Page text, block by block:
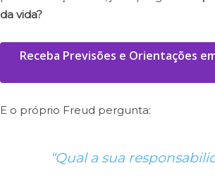
da vida?
Receba Previsões e Orientações
E o próprio Freud pergunta:
“Qual a sua